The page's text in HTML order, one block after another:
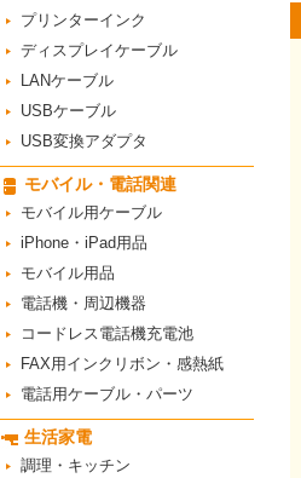
プリンターインク
ディスプレイケーブル
LANケーブル
USBケーブル
USB変換アダプタ
モバイル・電話関連
モバイル用ケーブル
iPhone・iPad用品
モバイル用品
電話機・周辺機器
コードレス電話機充電池
FAX用インクリボン・感熱紙
電話用ケーブル・パーツ
生活家電
調理・キッチン